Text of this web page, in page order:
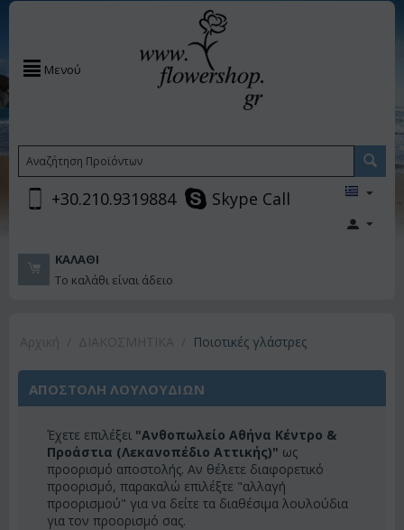
Μενού
+30.210.9319884 Skype Call
ΚΑΛΆΘΙ
Το καλάθι είναι άδειο
Ποιοτικές γλάστρες
ΑΠΟΣΤΟΛΗ ΛΟΥΛΟΥΔΙΩΝ
Έχετε επιλέξει "Ανθοπωλείο Αθήνα Κέντρο &
Προάστια (Λεκανοπέδιο Αττικής)" ως
προορισμό αποστολής. Αν θέλετε διαφορετικό
προορισμό, παρακαλώ επιλέξτε "αλλαγή
προορισμού" για να δείτε τα διαθέσιμα λουλούδια
για τον προορισμό σας.